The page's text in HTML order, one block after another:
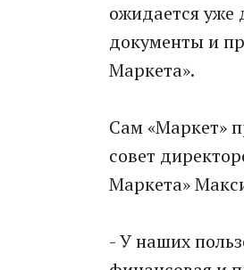
ожидается уже
документы и
Маркета».
Сам «Маркет»
совет
Маркета»
- У наших